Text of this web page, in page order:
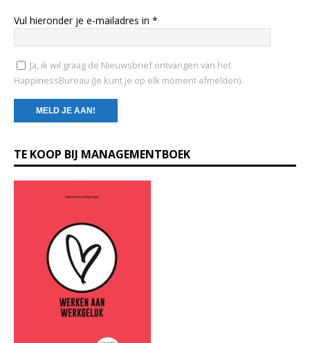
Vul hieronder je e-mailadres in *
Ja, ik wil graag de Nieuwsbrief ontvangen van het
HappinessBureau (Je kunt je op elk moment afmelden).
o
n
TE KOOP BIJ MANAGEMENTBOEK